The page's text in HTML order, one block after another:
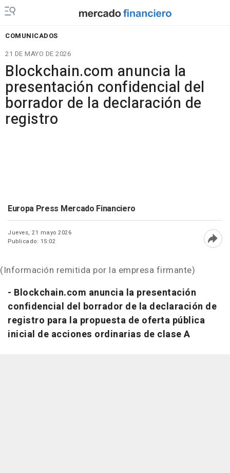
COMUNICADOS
21 DE MAYO DE 2026
Blockchain.com anuncia la
presentación confidencial del
borrador de la declaración de
registro
Europa Press Mercado Financiero
Jueves, 21 mayo 2026
Publicado: 15:02
(Información remitida por la empresa firmante)
- Blockchain.com anuncia la presentación
confidencial del borrador de la declaración de
registro para la propuesta de oferta pública
inicial de acciones ordinarias de clase A